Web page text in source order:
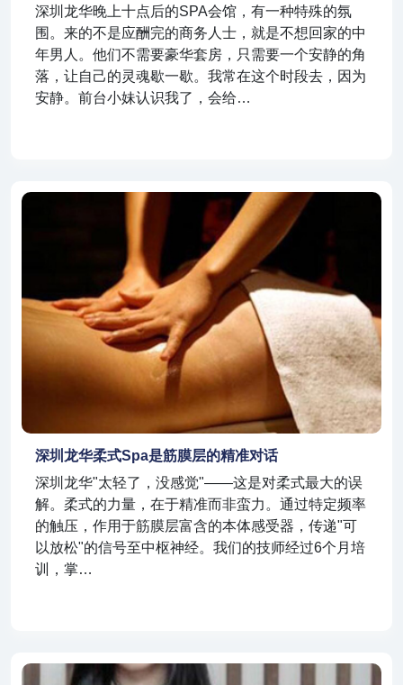
深圳龙华晚上十点后的SPA会馆，有一种特殊的氛
围。来的不是应酬完的商务人士，就是不想回家的中
年男人。他们不需要豪华套房，只需要一个安静的角
落，让自己的灵魂歇一歇。我常在这个时段去，因为
安静。前台小妹认识我了，会给…
深圳龙华柔式spa是筋膜层的精准对话
深圳龙华"太轻了，没感觉"——这是对柔式最大的误
解。柔式的力量，在于精准而非蛮力。通过特定频率
的触压，作用于筋膜层富含的本体感受器，传递"可
以放松"的信号至中枢神经。我们的技师经过6个月培
训，掌…